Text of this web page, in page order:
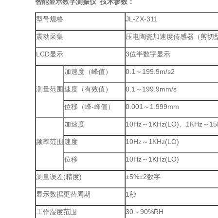
型号规格 JL-ZX-311
震动采集 压电陶瓷加速度传感器（剪切
LCD显示 3位半数字显示
测量范围
加速度（峰值） 0.1～199.9m/s2
速度（有效值） 0.1～199.9mm/s
位移（峰-峰值） 0.001～1.999mm
频率范围
加速度 10Hz～1KHz(LO)、1KHz～
速度 10Hz～1KHz(LO)
位移 10Hz～1KHz(LO)
测量误差(精度) ±5%±2数字
显示数据更替周期 1秒
工作湿度范围 30～90%RH